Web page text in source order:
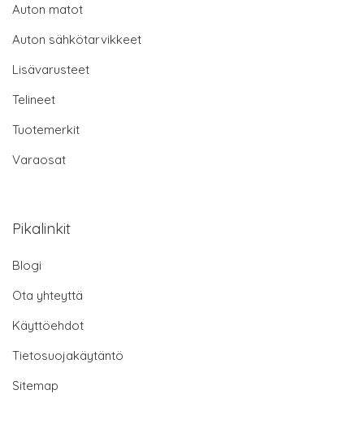
Auton matot
Auton sähkötarvikkeet
Lisävarusteet
Telineet
Tuotemerkit
Varaosat
Pikalinkit
Blogi
Ota yhteyttä
Käyttöehdot
Tietosuojakäytäntö
Sitemap